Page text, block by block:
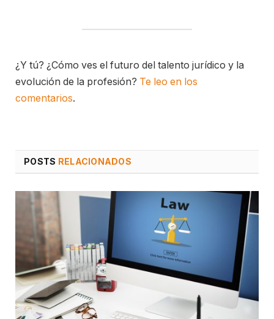
¿Y tú? ¿Cómo ves el futuro del talento jurídico y la
evolución de la profesión? Te leo en los
comentarios.
POSTS RELACIONADOS